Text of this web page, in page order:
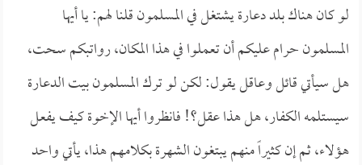
لو كان هناك بلد دعارة يشتغل في المسلمون قلنا لهم: يا أيها
المسلمون حرام عليكم أن تعملوا في هذا المكان، رواتبكم سحت،
هل سيأتي قائل وعاقل يقول: لكن لو ترك المسلمون بيت الدعارة
سيستلمه الكفار، هل هذا عقل؟! فانظروا أيها الإخوة كيف يفعل
هؤلاء، ثم إن كثيراً منهم يبتغون الشهرة بكلامهم هذا، يأتي واحد